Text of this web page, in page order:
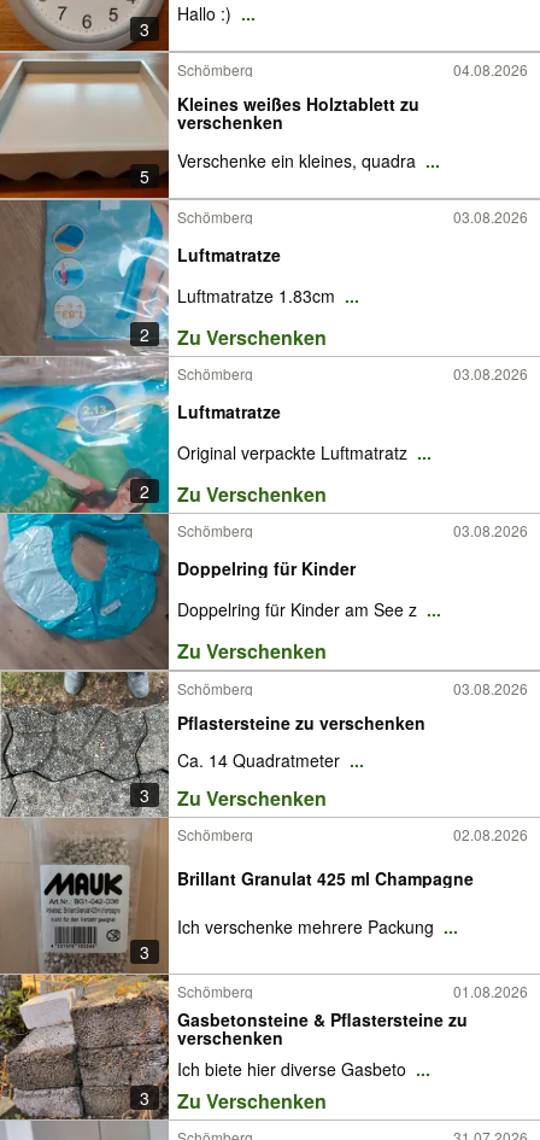
3
Hallo :) ...
5
Schömberg 04.08.2026
Kleines weißes Holztablett zu
verschenken
Verschenke ein kleines, quadra ...
2
Schömberg 03.08.2026
Luftmatratze
Luftmatratze 1.83cm ...
Zu Verschenken
2
Schömberg 03.08.2026
Luftmatratze
Original verpackte Luftmatratz ...
Zu Verschenken
Schömberg 03.08.2026
Doppelring für Kinder
Doppelring für Kinder am See z ...
Zu Verschenken
3
Schömberg 03.08.2026
Pflastersteine zu verschenken
Ca. 14 Quadratmeter ...
Zu Verschenken
3
Schömberg 02.08.2026
Brillant Granulat 425 ml Champagne
Ich verschenke mehrere Packung ...
3
Schömberg 01.08.2026
Gasbetonsteine & Pflastersteine zu
verschenken
Ich biete hier diverse Gasbeto ...
Zu Verschenken